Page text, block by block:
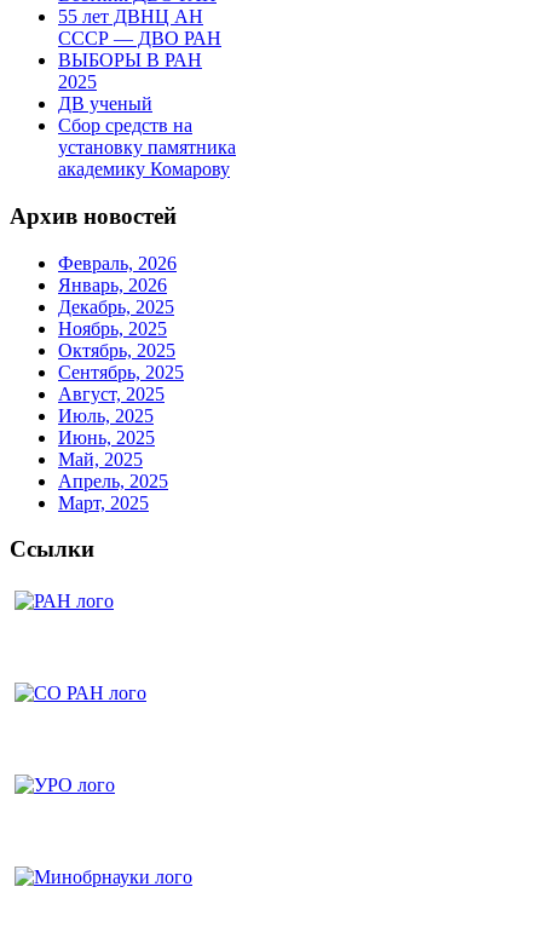
55 лет ДВНЦ АН
СССР — ДВО РАН
ВЫБОРЫ В РАН
2025
ДВ ученый
Сбор средств на
установку памятника
академику Комарову
Архив новостей
Февраль, 2026
Январь, 2026
Декабрь, 2025
Ноябрь, 2025
Октябрь, 2025
Сентябрь, 2025
Август, 2025
Июль, 2025
Июнь, 2025
Май, 2025
Апрель, 2025
Март, 2025
Ссылки